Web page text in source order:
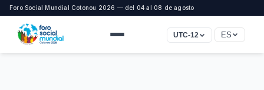
Foro Social Mundial Cotonou 2026 — del 04 al 08 de agosto
UTC-12 ES